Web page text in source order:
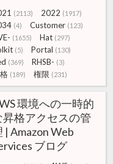
(2113) 2022 (1917)
(4) Customer (123)
(1655) Hat (297)
(5) Portal (130)
(369) RHSB- (3)
(189) 権限 (231)
環境への一時的
昇格アクセスの管
| Amazon Web
ブログ